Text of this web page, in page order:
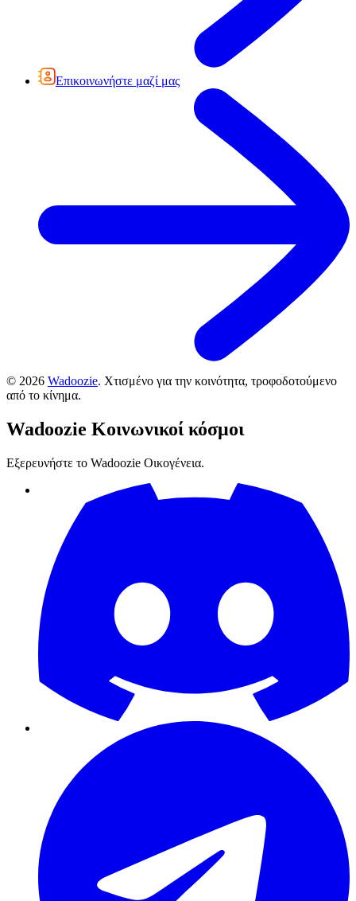
Επικοινωνήστε μαζί μας
© 2026 Wadoozie. Χτισμένο για την κοινότητα, τροφοδοτούμενο
από το κίνημα.
Wadoozie Κοινωνικοί κόσμοι
Εξερευνήστε το Wadoozie Οικογένεια.